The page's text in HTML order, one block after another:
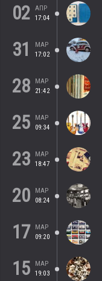
02
АПР
17:04
31
МАР
17:02
28
МАР
21:42
25
МАР
09:34
23
МАР
18:47
20
МАР
08:24
17
МАР
09:20
15
МАР
19:03